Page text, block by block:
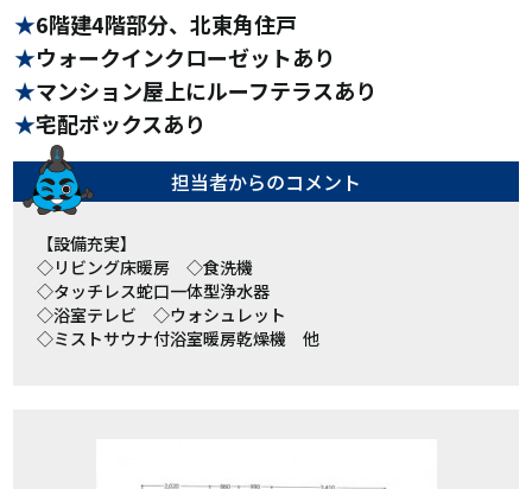
6階建4階部分、北東角住戸
ウォークインクローゼットあり
マンション屋上にルーフテラスあり
宅配ボックスあり
担当者からのコメント
【設備充実】
◇リビング床暖房 ◇食洗機
◇タッチレス蛇口一体型浄水器
◇浴室テレビ ◇ウォシュレット
◇ミストサウナ付浴室暖房乾燥機 他